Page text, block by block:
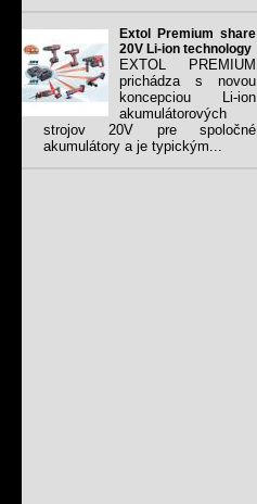
Extol Premium share
20V Li-ion technology
EXTOL PREMIUM
prichádza s novou
koncepciou Li-ion
akumulátorových
strojov 20V pre spoločné
akumulátory a je typickým...